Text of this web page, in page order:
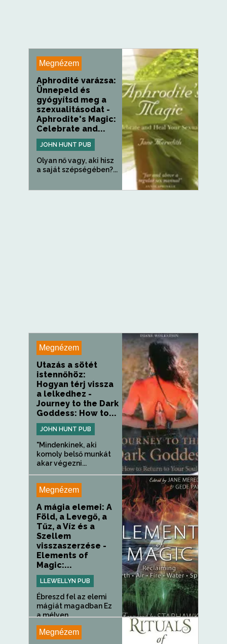
Megnézem
Aphrodité varázsa:
Ünnepeld és
gyógyítsd meg a
szexualitásodat -
Aphrodite's Magic:
Celebrate and...
JOHN HUNT PUB
Olyan nő vagy, aki hisz
a saját szépségében?...
Megnézem
Utazás a sötét
istennőhöz:
Hogyan térj vissza
a lelkedhez -
Journey to the Dark
Goddess: How to...
JOHN HUNT PUB
"Mindenkinek, aki
komoly belső munkát
akar végezni...
Megnézem
A mágia elemei: A
Föld, a Levegő, a
Tűz, a Víz és a
Szellem
visszaszerzése -
Elements of
Magic:...
LLEWELLYN PUB
Ébreszd fel az elemi
mágiát magadban Ez
a mélyen...
Megnézem